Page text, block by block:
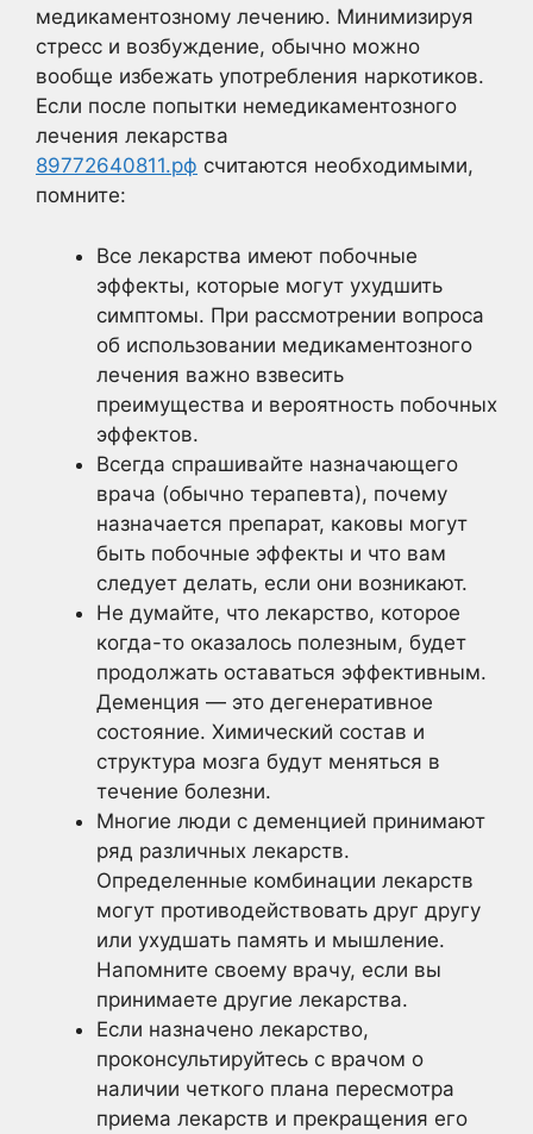
медикаментозному лечению. Минимизируя
стресс и возбуждение, обычно можно
вообще избежать употребления наркотиков.
Если после попытки немедикаментозного
лечения лекарства
89772640811.рф считаются необходимыми,
помните:
Все лекарства имеют побочные
эффекты, которые могут ухудшить
симптомы. При рассмотрении вопроса
об использовании медикаментозного
лечения важно взвесить
преимущества и вероятность побочных
эффектов.
Всегда спрашивайте назначающего
врача (обычно терапевта), почему
назначается препарат, каковы могут
быть побочные эффекты и что вам
следует делать, если они возникают.
Не думайте, что лекарство, которое
когда-то оказалось полезным, будет
продолжать оставаться эффективным.
Деменция — это дегенеративное
состояние. Химический состав и
структура мозга будут меняться в
течение болезни.
Многие люди с деменцией принимают
ряд различных лекарств.
Определенные комбинации лекарств
могут противодействовать друг другу
или ухудшать память и мышление.
Напомните своему врачу, если вы
принимаете другие лекарства.
Если назначено лекарство,
проконсультируйтесь с врачом о
наличии четкого плана пересмотра
приема лекарств и прекращения его